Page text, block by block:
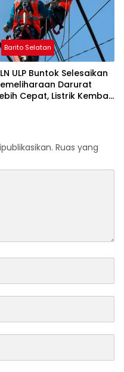
Barito Selatan
ULP Buntok Selesaikan
Darurat
Cepat, Listrik Kembali
Ruas yang